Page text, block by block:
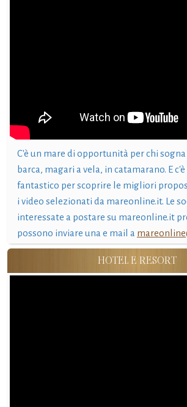
C'è un mare di opportunità per chi sogna
barca, magari a vela, in catamarano. E
fantastico per scoprire le migliori
i video selezionati da mareonline.it. Le
interessate a postare su mareonline.it
possono inviare una e mail a
HOTEL E RESORT